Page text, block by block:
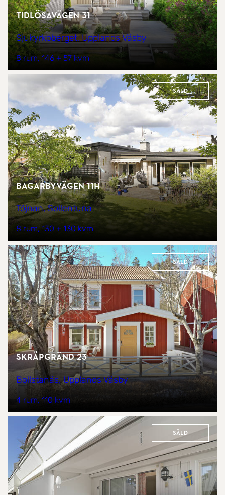
Tidlösavägen 31
Sjukyrkoberget, Upplands Väsby
8 rum 146 + 57 kvm
Såld
Bagarbyvägen 11H
Töjnan, Sollentuna
8 rum 130 + 130 kvm
Såld
Skråpgränd 23
Bollstanäs, Upplands Väsby
4 rum 110 kvm
Såld